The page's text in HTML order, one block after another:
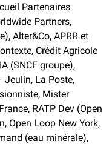
Partenaires
Partners,
Alter&Co, APRR et
Crédit Agricole
(SNCF groupe),
Jeulin, La Poste,
Mister
RATP Dev (Open
Open Loop New York,
(eau minérale),